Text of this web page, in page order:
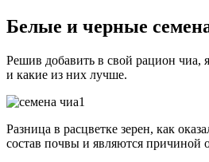
Белые и черные
Решив добавить в свой рацион чиа,
и какие из них лучше.
Разница в расцветке зерен, как
состав почвы и являются причиной